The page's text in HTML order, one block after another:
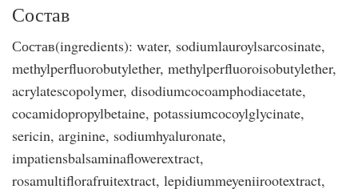
Состав
Состав(ingredients): water, sodiumlauroylsarcosinate,
methylperfluorobutylether, methylperfluoroisobutylether,
acrylatescopolymer, disodiumcocoamphodiacetate,
cocamidopropylbetaine, potassiumcocoylglycinate,
sericin, arginine, sodiumhyaluronate,
impatiensbalsaminaflowerextract,
rosamultiflorafruitextract, lepidiummeyeniirootextract,